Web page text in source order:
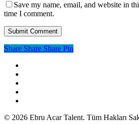
Save my name, email, and website in
time I comment.
Share
Share Share Share Pin
© 2026 Ebru Acar Talent. Tüm Hakları